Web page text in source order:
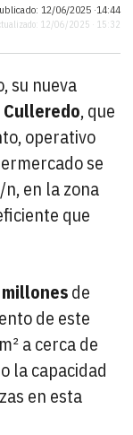
12/06/2025 ·14:44
12/06/2025 · 15:32
su nueva
Culleredo, que
operativo
se
en la zona
que
de
de este
a cerca de
la capacidad
en esta